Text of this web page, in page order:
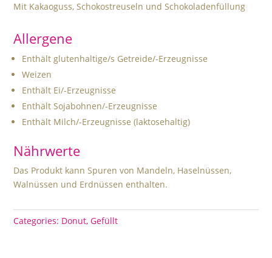
Mit Kakaoguss, Schokostreuseln und Schokoladenfüllung
Allergene
Enthält glutenhaltige/s Getreide/-Erzeugnisse
Weizen
Enthält Ei/-Erzeugnisse
Enthält Sojabohnen/-Erzeugnisse
Enthält Milch/-Erzeugnisse (laktosehaltig)
Nährwerte
Das Produkt kann Spuren von Mandeln, Haselnüssen,
Walnüssen und Erdnüssen enthalten.
Categories: Donut,Gefüllt